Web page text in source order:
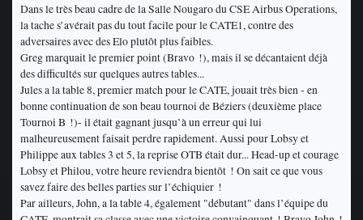
Dans le très beau cadre de la Salle Nougaro du CSE Airbus Operations,
la tache s’avérait pas du tout facile pour le CATE1, contre des
adversaires avec des Elo plutôt plus faibles.
Greg marquait le premier point (Bravo !), mais il se décantaient déjà
des difficultés sur quelques autres tables...
Jules a la table 8, premier match pour le CATE, jouait très bien - en
bonne continuation de son beau tournoi de Béziers (deuxième place
Tournoi B !)- il était gagnant jusqu’à un erreur qui lui
malheureusement faisait perdre rapidement. Aussi pour Lobsy et
Philippe aux tables 3 et 5, la reprise OTB était dur... Head-up et courage
Lobsy et Philou, votre heure reviendra bientôt ! On sait ce que vous
savez faire des belles parties sur l’échiquier !
Par ailleurs, John, a la table 4, également "débutant" dans l’équipe du